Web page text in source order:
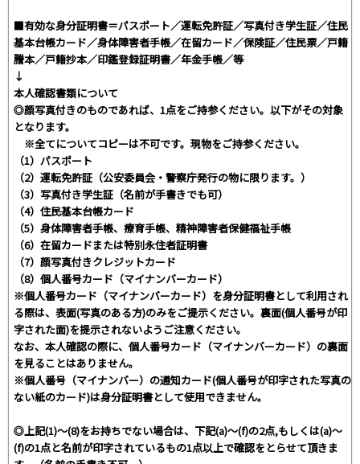
■有効な身分証明書＝パスポート／運転免許証／写真付き学生証／住民
基本台帳カード／身体障害者手帳／在留カード／保険証／住民票／戸籍
謄本／戸籍抄本／印鑑登録証明書／年金手帳／等
↓
本人確認書類について
◎顔写真付きのものであれば、1点をご持参ください。以下がその対象
となります。
※全てについてコピーは不可です。現物をご持参ください。
（1）パスポート
（2）運転免許証（公安委員会・警察庁発行の物に限ります。）
（3）写真付き学生証（名前が手書きでも可）
（4）住民基本台帳カード
（5）身体障害者手帳、療育手帳、精神障害者保健福祉手帳
（6）在留カードまたは特別永住者証明書
（7）顔写真付きクレジットカード
（8）個人番号カード（マイナンバーカード）
※個人番号カード（マイナンバーカード）を身分証明書として利用され
る際は、表面(写真のある方)のみをご提示ください。裏面(個人番号が印
字された面)を提示されないようご注意ください。
なお、本人確認の際に、個人番号カード（マイナンバーカード）の裏面
を見ることはありません。
※個人番号（マイナンバー）の通知カード(個人番号が印字された写真の
ない紙のカード)は身分証明書として使用できません。
◎上記(1)～(8)をお持ちでない場合は、下記(a)～(f)の2点,もしくは(a)～
(f)の1点と名前が印字されているもの1点以上で確認をとらせて頂きま